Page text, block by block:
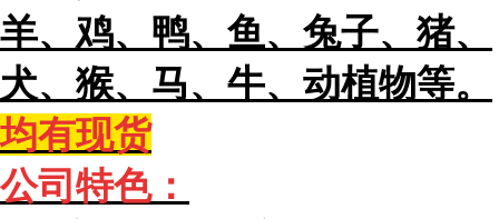
羊、鸡、鸭、鱼、兔子、猪、
犬、猴、马、牛、动植物等。
均有现货
公司特色：